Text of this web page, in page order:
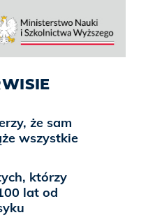
że sam
wszystkie
którzy
lat od